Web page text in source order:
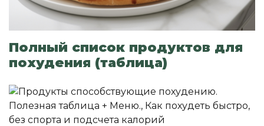
Полный список продуктов для
похудения (таблица)